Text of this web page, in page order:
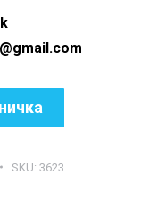
SKU: 3623